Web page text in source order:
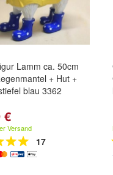
Lamm ca. 50cm
+ Hut +
blau 3362
€
Versand
17